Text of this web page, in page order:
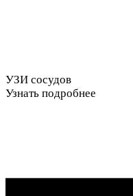
УЗИ сосудов
Узнать подробнее